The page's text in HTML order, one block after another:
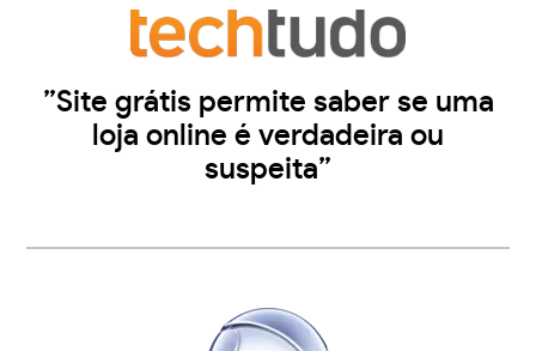
”Site grátis permite saber se uma
loja online é verdadeira ou
suspeita”